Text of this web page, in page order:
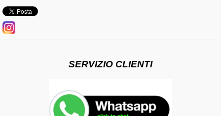
SERVIZIO CLIENTI